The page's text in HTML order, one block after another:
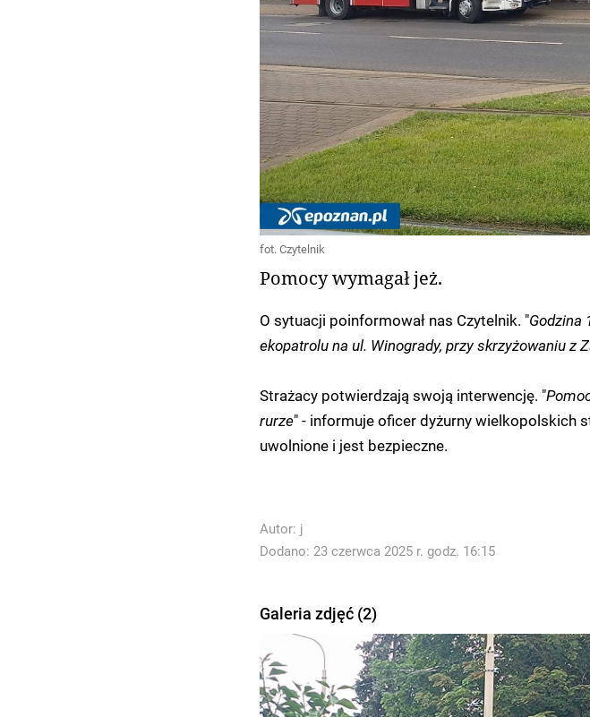
fot. Czytelnik
Pomocy wymagał jeż.
O sytuacji poinformował nas Czytelnik. "Godzina
ekopatrolu na ul. Winogrady, przy skrzyżowaniu z
Strażacy potwierdzają swoją interwencję. "
rurze" - informuje oficer dyżurny wielkopolskich
uwolnione i jest bezpieczne.
Autor: j
Dodano: 23 czerwca 2025 r. godz. 16:15
Galeria zdjęć (2)